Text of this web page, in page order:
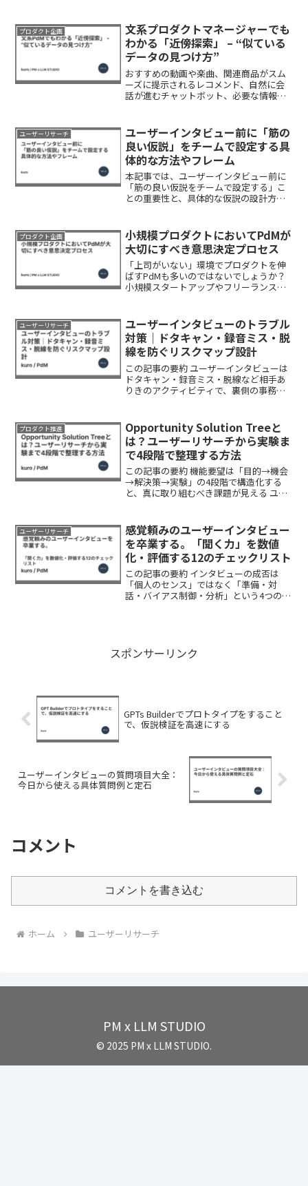
プロダクト企画
文系プロダクトマネージャーでも
わかる「近傍探索」 – “似ている
データの見つけ方”
おすすめの動画や楽曲、関連商品がスム
ーズに提示されるレコメンド、自然に会
話が進むチャットボット、必要な情報が
は、データ同士の「似ている度合い」を
判定しています。その裏...
ユーザーリサーチ
ユーザーインタビュー前に「筋の
良い仮説」をチームで設定する具
体的な方法やフレーム
本記事では、ユーザーインタビュー前に
「筋の良い仮説をチームで設定する」こ
との重要性と、具体的な仮説の設計方法
どうする？」状態になりがち。ユーザー
インタビューの目的・設計...
プロダクト企画
小規模プロダクトにおいてPdMが
大切にすべき意思決定プロセス
「上司がいない」環境でプロダクトを伸
ばすPdMも多いのではないでしょうか？
小規模スタートアップやフリーランスチ
曖昧である反面、自分のリーダーシップ
一つで組織が動くワク...
ユーザーリサーチ
ユーザーインタビューのトラブル
対策｜ドタキャン・録音ミス・脱
線を防ぐリスクマップ設計
この記事の要約 ユーザーインタビューは
ドタキャン・録音ミス・脱線など相手あ
りきのアクティビティで、裏側の事務・
失敗パターンを横軸に置いたリスクマッ
プを作成し、対処法と...
プロダクト推進
Opportunity Solution Treeと
は？ユーザーリサーチから実験ま
で4段階で整理する方法
この記事の要約 機能要望は「目的→機会
→解決策→実験」の4段階で構造化する
と、真に取り組むべき課題が見える ユー
りすることで潜在ニーズを発見できる 解
決策は一度に実装せず...
ユーザーリサーチ
感覚頼みのユーザーインタビュー
を卒業する。「聞く力」を数値
化・評価する12のチェックリスト
この記事の要約 インタビューの成否は
「個人のセンス」ではなく「準備・対
話・バイアス制御・分析」という4つの技
スポンサーリンク
GPTs Builderでプロトタイプをすること
で、仮説検証を高速にする
ユーザーインタビューの質問項目大全：
今日から使える具体質問例と定石
コメント
コメントを書き込む
ホーム ユーザーリサーチ
PM x LLM STUDIO
© 2025 PM x LLM STUDIO.